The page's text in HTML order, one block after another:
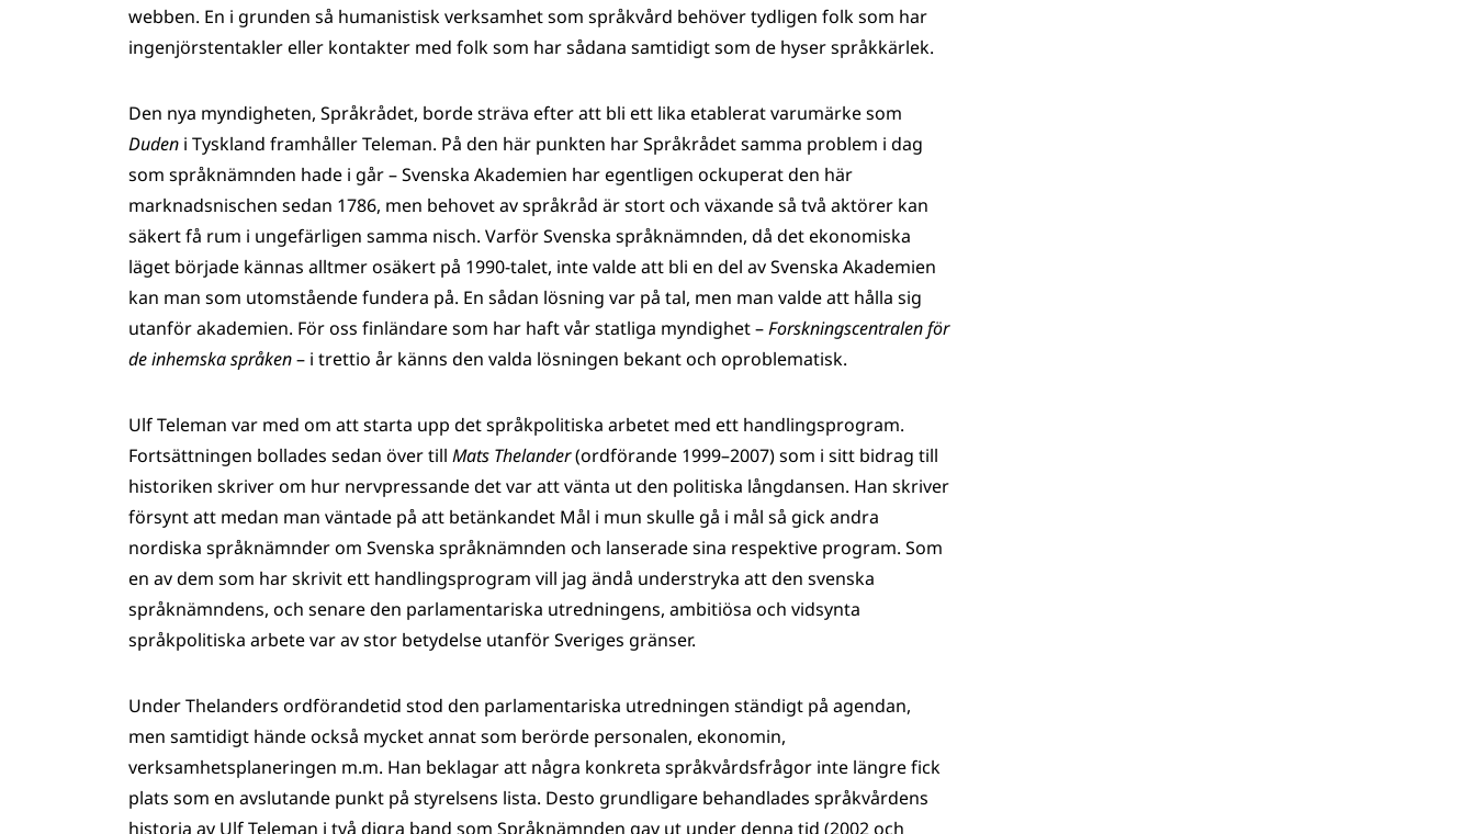
webben. En i grunden så humanistisk verksamhet som språkvård behöver tydligen folk som har
ingenjörs­tentakler eller kontakter med folk som har sådana samtidigt som de hyser språkkärlek.
Den nya myndigheten, Språkrådet, borde sträva efter att bli ett lika etablerat varumärke som
Duden i Tyskland framhåller Teleman. På den här punkten har Språkrådet samma problem i dag
som språknämnden hade i går – Svenska Akademien har egentligen ockuperat den här
marknadsnischen sedan 1786, men behovet av språkråd är stort och växande så två aktörer kan
säkert få rum i ungefärligen samma nisch. Varför Svenska språknämnden, då det ekonomiska
läget började kännas alltmer osäkert på 1990-talet, inte valde att bli en del av Svenska Akademien
kan man som utomstående fundera på. En sådan lösning var på tal, men man valde att hålla sig
utanför akademien. För oss finländare som har haft vår statliga myndighet –Forskningscentralen för
de inhemska språken– i trettio år känns den valda lösningen bekant och oproblematisk.
Ulf Teleman var med om att starta upp det språkpolitiska arbetet med ett handlingsprogram.
Fortsättningen bollades sedan över till Mats Thelander(ordförande 1999–2007) som i sitt bidrag till
historiken skriver om hur nervpressande det var att vänta ut den politiska långdansen. Han skriver
försynt att medan man väntade på att betänkandet Mål i mun skulle gå i mål så gick andra
nordiska språknämnder om Svenska språknämnden och lanserade sina respektive program. Som
en av dem som har skrivit ett handlingsprogram vill jag ändå understryka att den svenska
språknämndens, och senare den parlamentariska utredningens, ambitiösa och vidsynta
språkpolitiska arbete var av stor betydelse utanför Sveriges gränser.
Under Thelanders ordförandetid stod den parlamentariska utredningen ständigt på agendan,
men samtidigt hände också mycket annat som berörde personalen, ekonomin,
verksamhetsplaneringen m.m. Han beklagar att några konkreta språkvårdsfrågor inte längre fick
plats som en avslutande punkt på styrelsens lista. Desto grundligare behandlades språkvårdens
historia av Ulf Teleman i två digra band som Språknämnden gav ut under denna tid (2002 och